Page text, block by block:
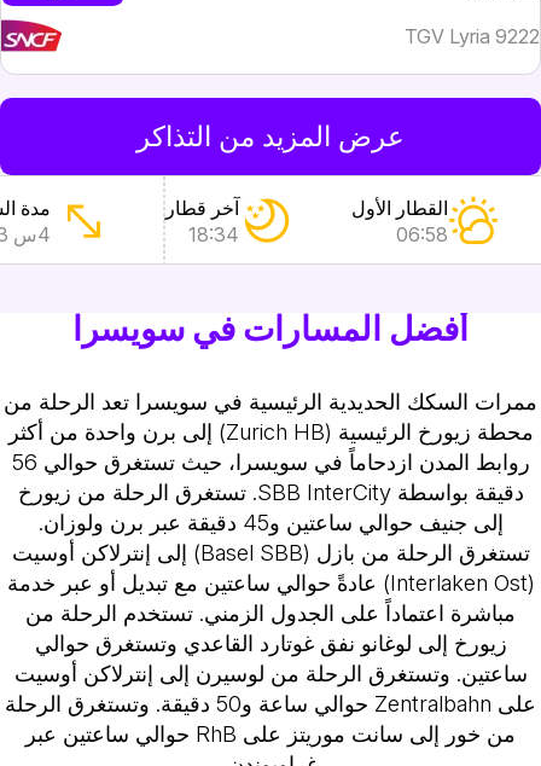
TGV Lyria 9222
عرض المزيد من التذاكر
القطار الأول
06:58
آخر قطار
18:34
مدة
4س 13دق
أفضل المسارات في سويسرا
ممرات السكك الحديدية الرئيسية في سويسراتعد الرحلة من
محطة زيورخ الرئيسية (Zurich HB) إلى برن واحدة من أكثر
روابط المدن ازدحاماً في سويسرا، حيث تستغرق حوالي 56
دقيقة بواسطة SBB InterCity. تستغرق الرحلة من زيورخ
إلى جنيف حوالي ساعتين و45 دقيقة عبر برن ولوزان.
تستغرق الرحلة من بازل (Basel SBB) إلى إنترلاكن أوسيت
(Interlaken Ost) عادةً حوالي ساعتين مع تبديل أو عبر خدمة
مباشرة اعتماداً على الجدول الزمني. تستخدم الرحلة من
زيورخ إلى لوغانو نفق غوتارد القاعدي وتستغرق حوالي
ساعتين. وتستغرق الرحلة من لوسيرن إلى إنترلاكن أوسيت
على Zentralbahn حوالي ساعة و50 دقيقة. وتستغرق الرحلة
من خور إلى سانت موريتز على RhB حوالي ساعتين عبر